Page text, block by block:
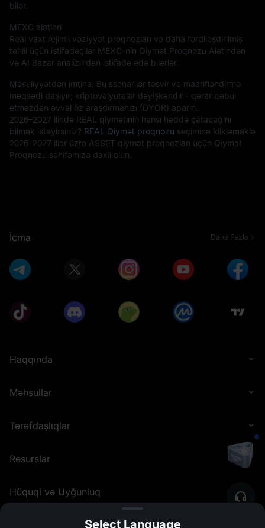
bilər.
MEXC alətləri
Real vaxt rejimli vəziyyət proqnozları və daha fərdiləşdirilmiş
təhlil üçün istifadəçilər MEXC-nin Qiymət Proqnozu Alətindən
və AI Bazar analizindən istifadə edə bilərlər.
Məsuliyyətdən imtina: Bu ssenarilər təsvir və maarifləndirmə
məqsədi daşıyır; kriptovalyutalar dəyişkəndir - qərar qəbul
etməzdən əvvəl öz araşdırmanızı (DYOR) aparın.
2026–2027 ilində REAL qiymətinin hansı həddə çatacağını
bilmək istəyirsiniz? REAL Qiymət proqnozu seçiminə klikləməklə
2026–2027 illər üzrə ASSET qiymət proqnozları üçün Qiymət
Proqnozu səhifəmizə daxil olun.
İcma Daha Fazla
Haqqında
Məhsullar
Tərəfdaşlıqlar
Resurslar
Hüquqi və Uyğunluq
Select Language